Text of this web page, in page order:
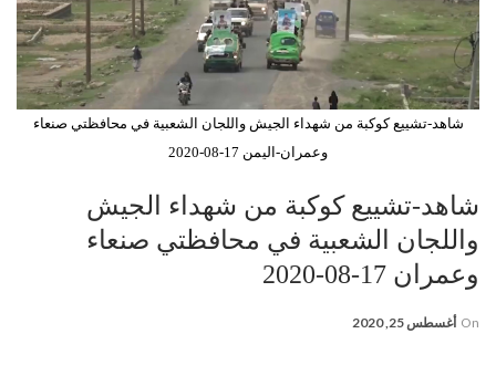
شاهد-تشييع كوكبة من شهداء الجيش واللجان الشعبية في محافظتي صنعاء
وعمران-اليمن 17-08-2020
شاهد-تشييع كوكبة من شهداء الجيش
واللجان الشعبية في محافظتي صنعاء
وعمران 17-08-2020
On أغسطس 25, 2020